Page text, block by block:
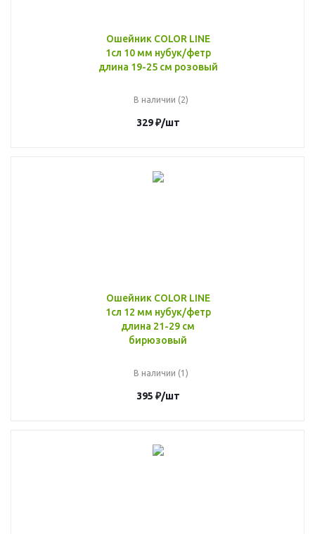
Ошейник COLOR LINE
1сл 10 мм нубук/фетр
длина 19-25 см розовый
В наличии (2)
329₽/шт
Ошейник COLOR LINE
1сл 12 мм нубук/фетр
длина 21-29 см
бирюзовый
В наличии (1)
395 ₽/шт